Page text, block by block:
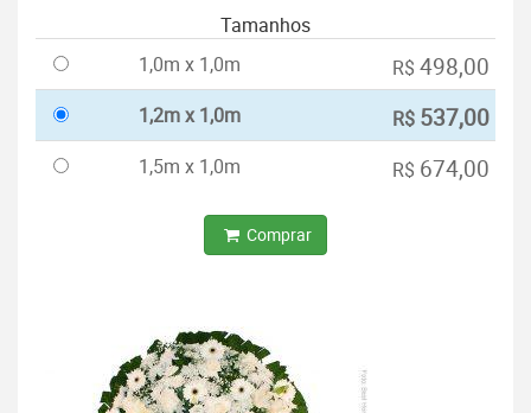
Tamanhos
1,0m x 1,0m
R$ 498,00
1,2m x 1,0m R$ 537,00
1,5m x 1,0m R$ 674,00
Comprar